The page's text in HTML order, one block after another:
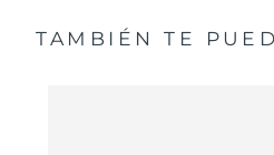
TAMBIÉN TE